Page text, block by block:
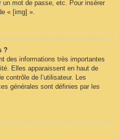
mot de passe, etc. Pour insérer
« [img] ».
?
des informations très importantes
Elles apparaissent en haut de
contrôle de l’utilisateur. Les
générales sont définies par les